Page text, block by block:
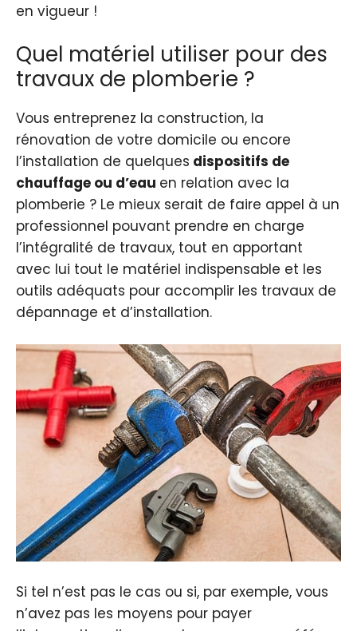
en vigueur !
Quel matériel utiliser pour des
travaux de plomberie ?
Vous entreprenez la construction, la
rénovation de votre domicile ou encore
l’installation de quelques dispositifs de
chauffage ou d’eau en relation avec la
plomberie ? Le mieux serait de faire appel à un
professionnel pouvant prendre en charge
l’intégralité de travaux, tout en apportant
avec lui tout le matériel indispensable et les
outils adéquats pour accomplir les travaux de
dépannage et d’installation.
Si tel n’est pas le cas ou si, par exemple, vous
n’avez pas les moyens pour payer